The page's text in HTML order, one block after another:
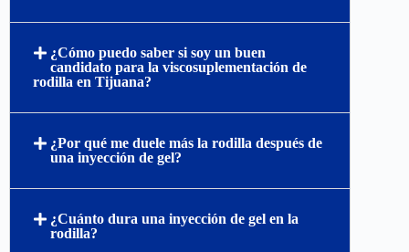
¿Cómo puedo saber si soy un buen
candidato para la viscosuplementación de
rodilla en Tijuana?
¿Por qué me duele más la rodilla después de
una inyección de gel?
¿Cuánto dura una inyección de gel en la
rodilla?